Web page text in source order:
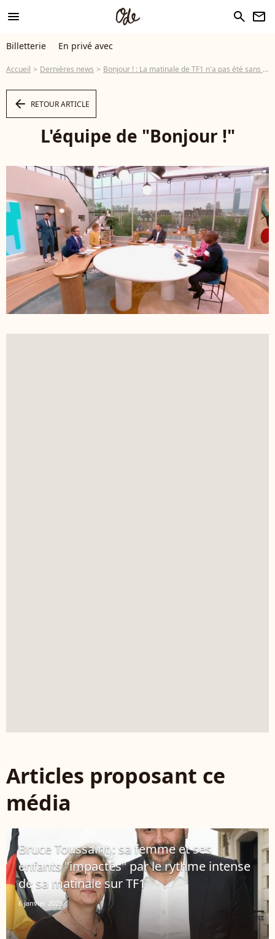
menu search newsletter
Billetterie En privé avec
Accueil Dernières news Bonjour ! : La matinale de TF1 n'a pas été sans conséquence sur le physique de Bruce Toussaint... Et il s'en réjouit !
arrow_left RETOUR ARTICLE
L'équipe de "Bonjour !"
Articles proposant ce
média
Bruce Toussaint : sa femme et ses
enfants "impactés" par le rythme intense
de sa matinale sur TF1
6 janvier 2025